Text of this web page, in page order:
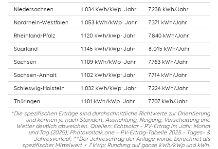
Niedersachsen 1.034 kWh/kWp·Jahr
7.238 kWh/Jahr
Nordrhein-Westfalen
1.053 kWh/kWp·Jahr
7.371 kWh/Jahr
Rheinland-Pfalz
1.120 kWh/kWp·Jahr
7.840 kWh/Jahr
Saarland
1.145 kWh/kWp·Jahr
8.015 kWh/Jahr
Sachsen
1.109 kWh/kWp·Jahr
7.763 kWh/Jahr
Sachsen-Anhalt
1.102 kWh/kWp·Jahr
7.714 kWh/Jahr
Schleswig-Holstein
1.032 kWh/kWp·Jahr
7.224 kWh/Jahr
Thüringen
1.101 kWh/kWp·Jahr
7.707 kWh/Jahr
*Die spezifischen Erträge sind durchschnittliche Richtwerte zur Orientierung
und können je nach Standort, Ausrichtung, Neigung, Verschattung und
Wetter deutlich abweichen. Quellen: Echtsolar – PV-Ertrag im Jahr, Monat
und Tag (2025); Photovoltaik.one – PV-Ertrag-Tabelle 2025 – Tages- &
Jahresverlauf; **Der Jahresertrag der Anlage wurde berechnet als
spezifischer Mittelwert × 7 kWp; Rundung auf ganze kWh/kWp und kWh.